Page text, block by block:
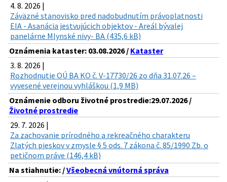
4. 8. 2026 |
Záväzné stanovisko pred nadobudnutím právoplatnosti
EIA - Asanácia jestvujúcich objektov - Areál bývalej
panelárne Mlynské nivy- BA (435,6 kB)
Oznámenia kataster: 03.08.2026 / Kataster
3. 8. 2026 |
Rozhodnutie OÚ BA KO č. V-17730/26 zo dňa 31.07.26 –
vyvesené verejnou vyhláškou (1,9 MB)
Oznámenie odboru životné prostredie:29.07.2026 /
Životné prostredie
29. 7. 2026 |
Za zachovanie prírodného a rekreačného charakteru
Zlatých pieskov v zmysle § 5 ods. 7 zákona č. 85/1990 Zb. o
petičnom práve (146,4 kB)
Na stiahnutie: /Všeobecná vnútorná správa